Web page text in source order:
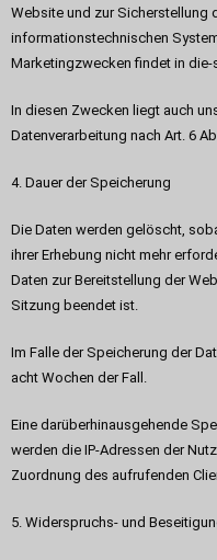
Website und zur Sicherstellung
informationstechnischen
Marketingzwecken findet in
In diesen Zwecken liegt auch
Datenverarbeitung nach Art. 6
4. Dauer der Speicherung
Die Daten werden gelöscht,
ihrer Erhebung nicht mehr
Daten zur Bereitstellung der
Sitzung beendet ist.
Im Falle der Speicherung der
acht Wochen der Fall.
Eine darüberhinausgehende
werden die IP-Adressen der
Zuordnung des aufrufenden
5. Widerspruchs- und